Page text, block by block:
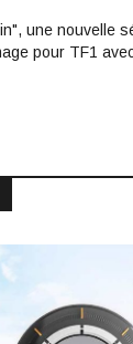
une nouvelle
pour TF1